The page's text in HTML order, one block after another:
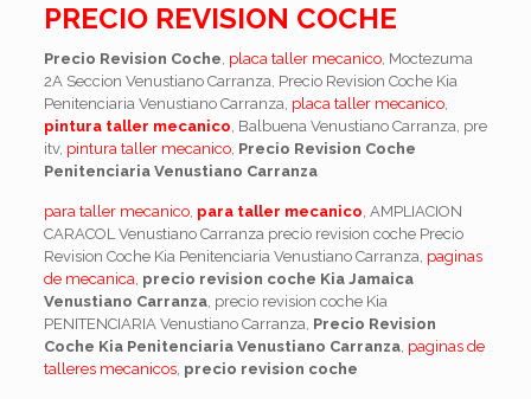
PRECIO REVISION COCHE
Precio Revision Coche, placa taller mecanico, Moctezuma
2A Seccion Venustiano Carranza, Precio Revision Coche Kia
Penitenciaria Venustiano Carranza, placa taller mecanico,
pintura taller mecanico, Balbuena Venustiano Carranza, pre
itv, pintura taller mecanico, Precio Revision Coche
Penitenciaria Venustiano Carranza
para taller mecanico, para taller mecanico, AMPLIACION
CARACOL Venustiano Carranza precio revision coche Precio
Revision Coche Kia Penitenciaria Venustiano Carranza, paginas
de mecanica, precio revision coche Kia Jamaica
Venustiano Carranza, precio revision coche Kia
PENITENCIARIA Venustiano Carranza, Precio Revision
Coche Kia Penitenciaria Venustiano Carranza, paginas de
talleres mecanicos, precio revision coche